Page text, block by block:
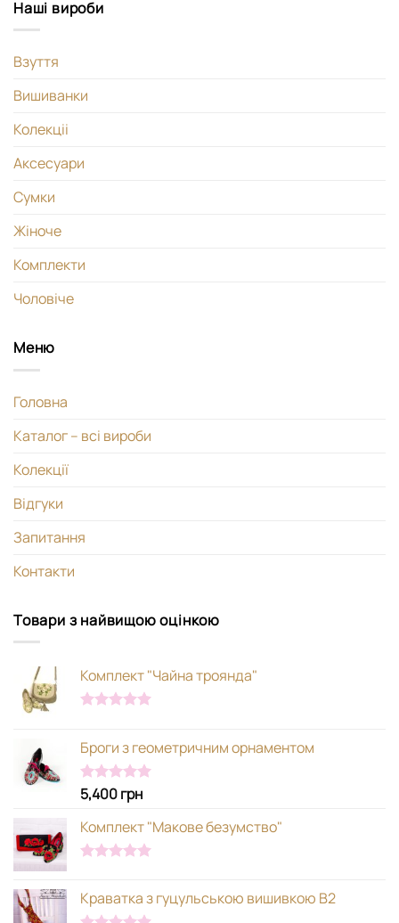
Наші вироби
Взуття
Вишиванки
Колекціі
Аксесуари
Сумки
Жіноче
Комплекти
Чоловіче
Меню
Головна
Каталог – всі вироби
Колекції
Відгуки
Запитання
Контакти
Товари з найвищою оцінкою
Комплект "Чайна троянда"
Броги з геометричним орнаментом
Оцінено в
з 5
5,400грн
Комплект "Макове безумство"
Краватка з гуцульською вишивкою В2